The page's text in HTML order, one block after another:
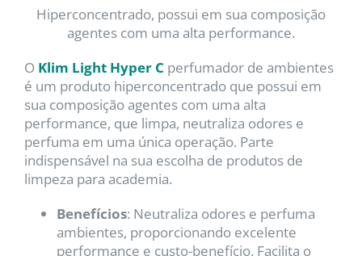
Hiperconcentrado, possui em sua composição
agentes com uma alta performance.
O Klim Light Hyper C perfumador de ambientes
é um produto hiperconcentrado que possui em
sua composição agentes com uma alta
performance, que limpa, neutraliza odores e
perfuma em uma única operação. Parte
indispensável na sua escolha de produtos de
limpeza para academia.
Benefícios: Neutraliza odores e perfuma
ambientes, proporcionando excelente
performance e custo-benefício. Facilita o